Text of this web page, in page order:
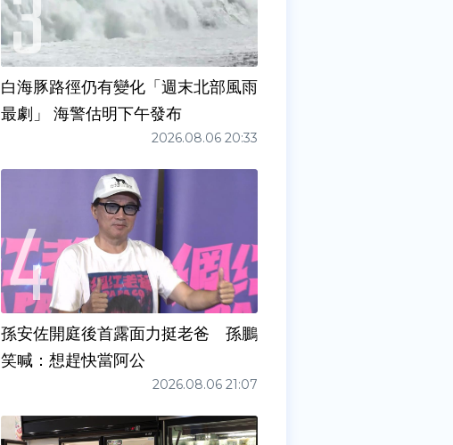
白海豚路徑仍有變化「週末北部風雨
最劇」 海警估明下午發布
2026.08.06 20:33
孫安佐開庭後首露面力挺老爸 孫鵬
笑喊：想趕快當阿公
2026.08.06 21:07